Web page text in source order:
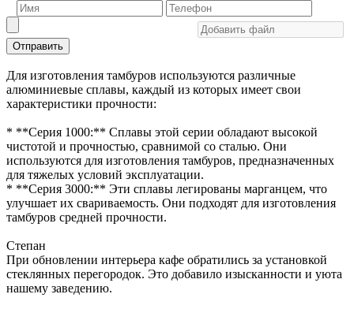
Отправить
Для изготовления тамбуров используются различные
алюминиевые сплавы, каждый из которых имеет свои
характеристики прочности:
* **Серия 1000:** Сплавы этой серии обладают высокой
чистотой и прочностью, сравнимой со сталью. Они
используются для изготовления тамбуров, предназначенных
для тяжелых условий эксплуатации.
* **Серия 3000:** Эти сплавы легированы марганцем, что
улучшает их свариваемость. Они подходят для изготовления
тамбуров средней прочности.
Степан
При обновлении интерьера кафе обратились за установкой
стеклянных перегородок. Это добавило изысканности и уюта
нашему заведению.